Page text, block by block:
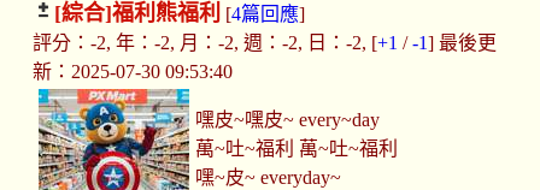
[綜合]福利熊福利 [4篇回應]
評分：-2, 年：-2, 月：-2, 週：-2, 日：-2, [+1 /-1] 最後更
新：2025-07-30 09:53:40
嘿皮~嘿皮~ every~day
萬~吐~福利 萬~吐~福利
嘿~皮~ everyday~